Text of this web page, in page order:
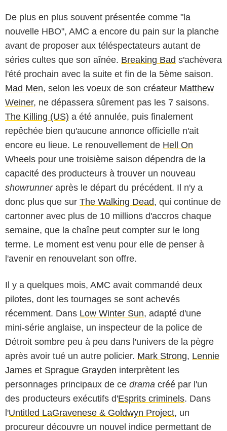
De plus en plus souvent présentée comme "la
nouvelle HBO", AMC a encore du pain sur la planche
avant de proposer aux téléspectateurs autant de
séries cultes que son aînée. Breaking Bad s'achèvera
l'été prochain avec la suite et fin de la 5ème saison.
Mad Men, selon les voeux de son créateur Matthew
Weiner, ne dépassera sûrement pas les 7 saisons.
The Killing (US) a été annulée, puis finalement
repêchée bien qu'aucune annonce officielle n'ait
encore eu lieue. Le renouvellement de Hell On
Wheels pour une troisième saison dépendra de la
capacité des producteurs à trouver un nouveau
showrunneraprès le départ du précédent. Il n'y a
donc plus que sur The Walking Dead, qui continue de
cartonner avec plus de 10 millions d'accros chaque
semaine, que la chaîne peut compter sur le long
terme. Le moment est venu pour elle de penser à
l'avenir en renouvelant son offre.
Il y a quelques mois, AMC avait commandé deux
pilotes, dont les tournages se sont achevés
récemment. Dans Low Winter Sun, adapté d'une
mini-série anglaise, un inspecteur de la police de
Détroit sombre peu à peu dans l'univers de la pègre
après avoir tué un autre policier. Mark Strong, Lennie
James et Sprague Grayden interprètent les
personnages principaux de ce drama créé par l'un
des producteurs exécutifs d'Esprits criminels. Dans
l'Untitled LaGravenese & Goldwyn Project, un
procureur découvre un nouvel indice permettant de